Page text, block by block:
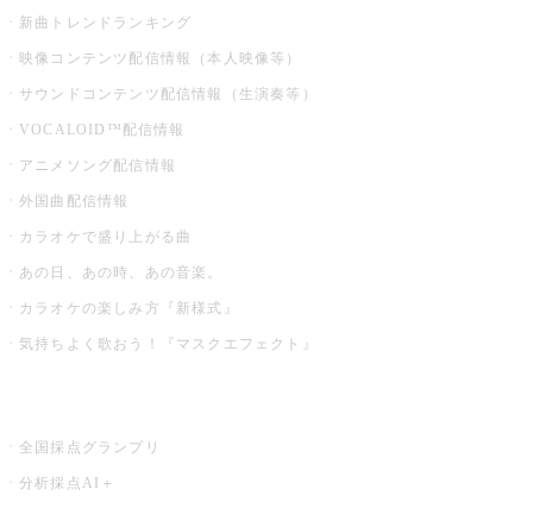
新曲トレンドランキング
映像コンテンツ配信情報（本人映像等）
サウンドコンテンツ配信情報（生演奏等）
VOCALOID™配信情報
アニメソング配信情報
外国曲配信情報
カラオケで盛り上がる曲
あの日、あの時、あの音楽。
カラオケの楽しみ方『新様式』
気持ちよく歌おう！『マスクエフェクト』
全国採点グランプリ
分析採点AI＋